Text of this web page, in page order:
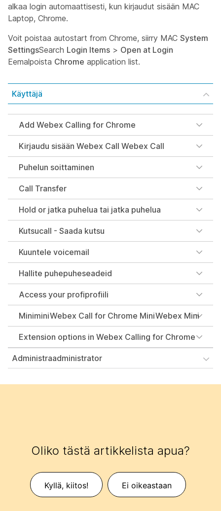
alkaa login automaattisesti, kun kirjaudut sisään MAC
Laptop, Chrome.
Voit poistaa autostart from Chrome, siirry MAC System
SettingsSearch Login Items > Open at Login
Eemalpoista Chrome application list.
Käyttäjä
Add Webex Calling for Chrome
Kirjaudu sisään Webex Call Webex Call
Puhelun soittaminen
Call Transfer
Hold or jatka puhelua tai jatka puhelua
Kutsucall - Saada kutsu
Kuuntele voicemail
Hallite puhepuheseadeid
Access your profiprofiili
MiniminiWebex Call for Chrome MiniWebex Mini
Extension options in Webex Calling for Chrome
Administraadministrator
Oliko tästä artikkelista apua?
Kyllä, kiitos! Ei oikeastaan